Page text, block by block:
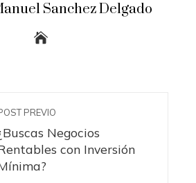
Sanchez Delgado
PREVIO
Negocios
con Inversión